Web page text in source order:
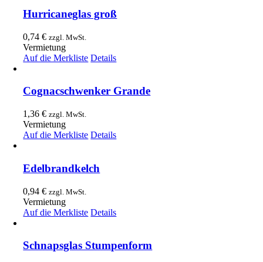
Hurricaneglas groß
0,74€ zzgl. MwSt.
Vermietung
Auf die Merkliste Details
Cognacschwenker Grande
1,36€ zzgl. MwSt.
Vermietung
Auf die Merkliste Details
Edelbrandkelch
0,94€ zzgl. MwSt.
Vermietung
Auf die Merkliste Details
Schnapsglas Stumpenform